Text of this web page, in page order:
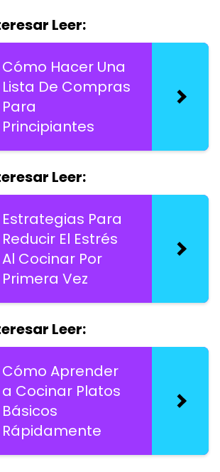
Leer:
Cómo Hacer Una
Lista De Compras
Para
Principiantes
Leer:
Estrategias Para
Reducir El Estrés
Al Cocinar Por
Primera Vez
Leer:
Cómo Aprender
a Cocinar Platos
Básicos
Rápidamente